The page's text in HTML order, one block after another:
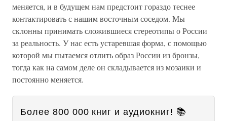
меняется, и в будущем нам предстоит гораздо теснее
контактировать с нашим восточным соседом. Мы
склонны принимать сложившиеся стереотипы о России
за реальность. У нас есть устаревшая форма, с помощью
которой мы пытаемся отлить образ России из бронзы,
тогда как на самом деле он складывается из мозаики и
постоянно меняется.
Более 800 000 книг и аудиокниг! 📚